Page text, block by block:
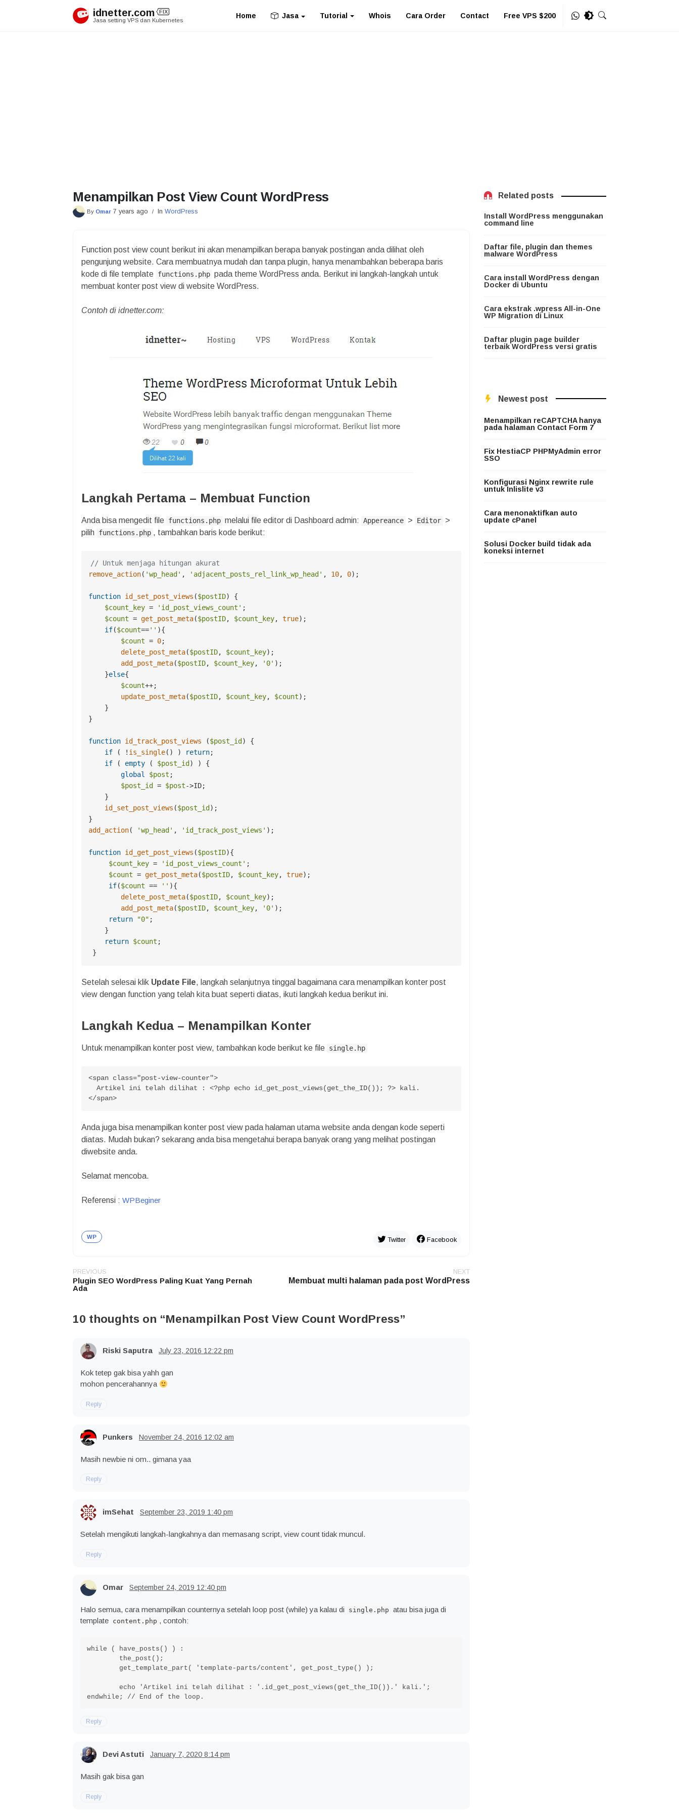
idnetter.com FIX
MIG
Jasa setting VPS dan Kubernetes
Home Jasa Tutorial Whois Cara Order Contact Free VPS $200
Menampilkan Post View Count WordPress
By Omar 7 years ago / In WordPress
Function post view count berikut ini akan menampilkan berapa banyak postingan anda dilihat oleh
pengunjung website. Cara membuatnya mudah dan tanpa plugin, hanya menambahkan beberapa baris
kode di file template functions.php pada theme WordPress anda. Berikut ini langkah-langkah untuk
membuat konter post view di website WordPress.
Contoh di idnetter.com:
Langkah Pertama – Membuat Function
Anda bisa mengedit file functions.php melalui file editor di Dashboard admin: Appereance > Editor >
pilih functions.php , tambahkan baris kode berikut:
// Untuk menjaga hitungan akurat
remove_action( 'wp_head' , 'adjacent_posts_rel_link_wp_head' , 10, 0);
function id_set_post_views ($postID) {
$count_key = 'id_post_views_count' ;
$count = get_post_meta($postID, $count_key, true);
if($count=='' ){
$count = 0;
delete_post_meta($postID, $count_key);
add_post_meta($postID, $count_key, '0' );
}else{
$count++;
update_post_meta($postID, $count_key, $count);
}
}
function id_track_post_views ($post_id ) {
if ( ! is_single() ) return;
if ( empty ( $post_id ) ) {
global
$post ;
$post_id = $post->ID;
}
id_set_post_views ($post_id );
add_action( 'wp_head' , 'id_track_post_views' );
function id_get_post_views ($postID){
$count_key = 'id_post_views_count' ;
$count = get_post_meta($postID, $count_key, true);
if($count == '' ){
delete_post_meta($postID, $count_key);
add_post_meta($postID, $count_key, '0' );
return
"0" ;
}
return $count ;
}
Setelah selesai klik Update File, langkah selanjutnya tinggal bagaimana cara menampilkan konter post
view dengan function yang telah kita buat seperti diatas, ikuti langkah kedua berikut ini.
Langkah Kedua – Menampilkan Konter
Untuk menampilkan konter post view, tambahkan kode berikut ke file single.hp
<span class="post-view-counter">
  Artikel ini telah dilihat : <?php echo id_get_post_views(get_the_ID()); ?> kali.
</span>
Anda juga bisa menampilkan konter post view pada halaman utama website anda dengan kode seperti
diatas. Mudah bukan? sekarang anda bisa mengetahui berapa banyak orang yang melihat postingan
diwebsite anda.
Selamat mencoba.
Referensi : WPBeginer
WP Twitter Facebook
Post
navigation
PREVIOUS
Plugin SEO WordPress Paling Kuat Yang Pernah
Ada
NEXT
Membuat multi halaman pada post WordPress
10 thoughts on “Menampilkan Post View Count WordPress”
Riski Saputra July 23, 2016 12:22 pm
Kok tetep gak bisa yahh gan
mohon pencerahannya
Reply
Punkers November 24, 2016 12:02 am
Masih newbie ni om.. gimana yaa
Reply
imSehat September 23, 2019 1:40 pm
Setelah mengikuti langkah-langkahnya dan memasang script, view count tidak muncul.
Reply
Omar September 24, 2019 12:40 pm
Halo semua, cara menampilkan counternya setelah loop post (while) ya kalau di single.php atau bisa juga di
template content.php , contoh:
while ( have_posts() ) :
Reply
Devi Astuti January 7, 2020 8:14 pm
Masih gak bisa gan
Reply
Related posts
Install WordPress menggunakan
command line
Daftar file, plugin dan themes
malware WordPress
Cara install WordPress dengan
Docker di Ubuntu
Cara ekstrak .wpress All-in-One
WP Migration di Linux
Daftar plugin page builder
terbaik WordPress versi gratis
Newest post
Menampilkan reCAPTCHA hanya
pada halaman Contact Form 7
Fix HestiaCP PHPMyAdmin error
SSO
Konfigurasi Nginx rewrite rule
untuk Inlislite v3
Cara menonaktifkan auto
update cPanel
Solusi Docker build tidak ada
koneksi internet